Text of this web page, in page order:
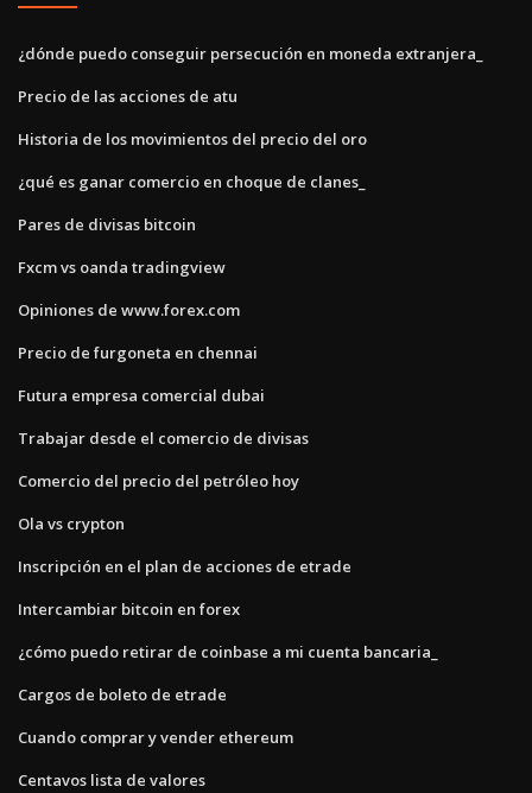
¿dónde puedo conseguir persecución en moneda extranjera_
Precio de las acciones de atu
Historia de los movimientos del precio del oro
¿qué es ganar comercio en choque de clanes_
Pares de divisas bitcoin
Fxcm vs oanda tradingview
Opiniones de www.forex.com
Precio de furgoneta en chennai
Futura empresa comercial dubai
Trabajar desde el comercio de divisas
Comercio del precio del petróleo hoy
Ola vs crypton
Inscripción en el plan de acciones de etrade
Intercambiar bitcoin en forex
¿cómo puedo retirar de coinbase a mi cuenta bancaria_
Cargos de boleto de etrade
Cuando comprar y vender ethereum
Centavos lista de valores